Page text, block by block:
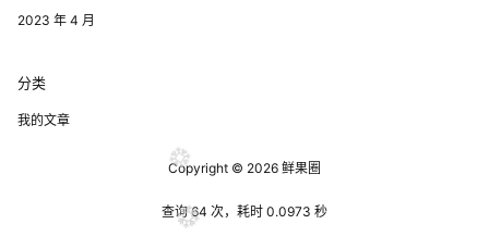
2023 年 4 月
分类
我的文章
Copyright © 2026 鲜果圈
查询 64 次，耗时 0.0973 秒